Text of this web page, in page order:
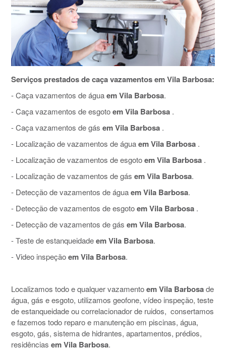
Serviços prestados de caça vazamentos em Vila Barbosa:
- Caça vazamentos de águaem Vila Barbosa.
- Caça vazamentos de esgotoem Vila Barbosa .
- Caça vazamentos de gás em Vila Barbosa .
- Localização de vazamentos de águaem Vila Barbosa .
- Localização de vazamentos de esgotoem Vila Barbosa .
- Localização de vazamentos de gás em Vila Barbosa.
- Detecção de vazamentos de águaem Vila Barbosa.
- Detecção de vazamentos de esgotoem Vila Barbosa .
- Detecção de vazamentos de gás em Vila Barbosa.
- Teste de estanqueidadeem Vila Barbosa.
- Video inspeçãoem Vila Barbosa.
Localizamos todo e qualquer vazamentoem Vila Barbosade
água, gás e esgoto, utilizamos geofone, vídeo inspeção, teste
de estanqueidade ou correlacionador de ruidos, consertamos
e fazemos todo reparo e manutenção em piscinas, água,
esgoto, gás, sistema de hidrantes, apartamentos, prédios,
residências em Vila Barbosa.